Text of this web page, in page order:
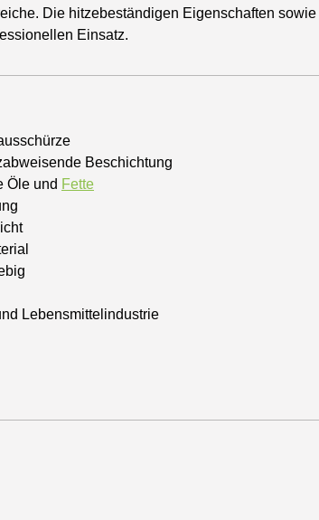
Die hitzebeständigen Eigenschaften
Einsatz.
Beschichtung
Öle und Fette
Lebensmittelindustrie